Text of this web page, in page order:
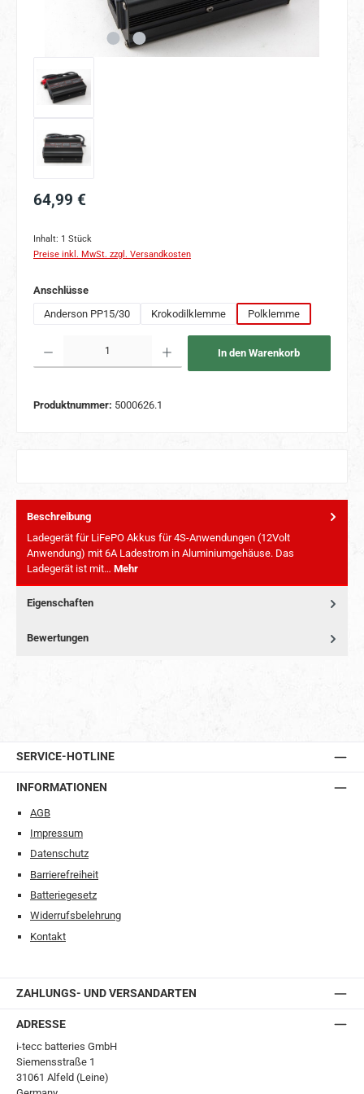
Regulärer Preis:
64,99 €
Inhalt: 1 Stück
Preise inkl. MwSt. zzgl. Versandkosten
Anschlüsseauswählen
Anderson PP15/30
Krokodilklemme Polklemme
In den Warenkorb
Produktnummer: 5000626.1
Beschreibung
Ladegerät für LiFePO Akkus für 4S-Anwendungen (12Volt
Anwendung) mit 6A Ladestrom in Aluminiumgehäuse. Das
Ladegerät ist mit… Mehr
Eigenschaften
Bewertungen
SERVICE-HOTLINE
INFORMATIONEN
AGB
Impressum
Datenschutz
Barrierefreiheit
Batteriegesetz
Widerrufsbelehrung
Kontakt
ZAHLUNGS- UND VERSANDARTEN
ADRESSE
i-tecc batteries GmbH
Siemensstraße 1
31061 Alfeld (Leine)